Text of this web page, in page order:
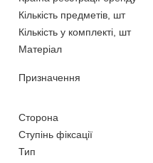
Кількість предметів, шт
Кількість у комплекті, шт
Матеріал
Призначення
Сторона
Ступінь фіксації
Тип